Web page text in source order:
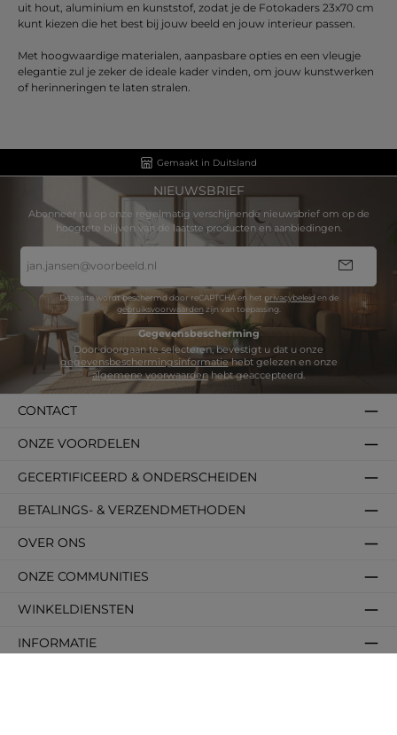
uit hout, aluminium en kunststof, zodat je de Fotokaders 23x70 cm
kunt kiezen die het best bij jouw beeld en jouw interieur passen.
Met hoogwaardige materialen, aanpasbare opties en een vleugje
elegantie zul je zeker de ideale kader vinden, om jouw kunstwerken
of herinneringen te laten stralen.
Gemaakt in Duitsland
NIEUWSBRIEF
Abonneer nu op onze regelmatig verschijnende nieuwsbrief om op de
hoogtete blijven van de laatste producten en aanbiedingen.
E-
mailadres
*
Deze site wordt beschermd door reCAPTCHA en het privacybeleid en de
gebruiksvoorwaarden zijn van toepassing.
Gegevensbescherming
gegevensbeschermingsinformatie
algemene voorwaardenhebt geaccepteerd.
CONTACT
WINKELDIENSTEN
INFORMATIE
BETALINGS- & VERZENDMETHODEN
OVER ONS
GECERTIFICEERD & ONDERSCHEIDEN
ONZE VOORDELEN
ONZE COMMUNITIES